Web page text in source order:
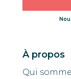
À propos
Qui